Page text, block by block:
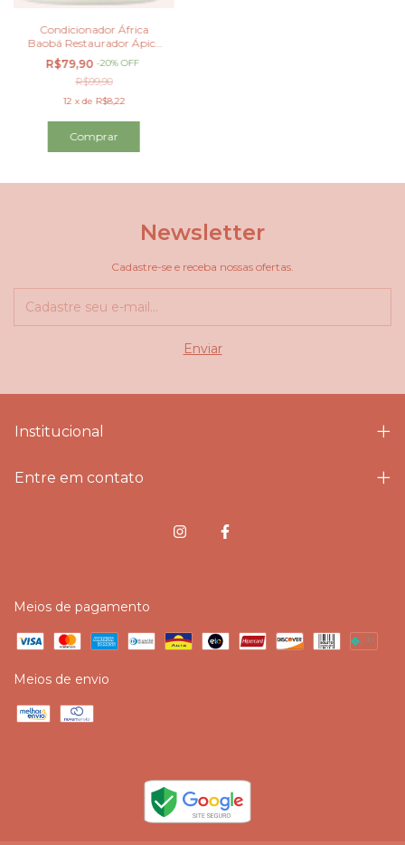
Condicionador África
Baobá Restaurador Ápice
1000ml
R$79,90 -20%OFF
R$99,90
12 xde R$8,22
Newsletter
Cadastre-se e receba nossas ofertas.
Institucional
Entre em contato
Meios de pagamento
Meios de envio